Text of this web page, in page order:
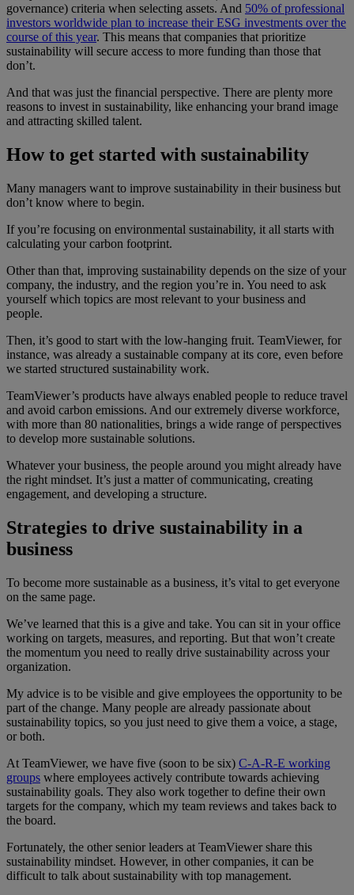
governance) criteria when selecting assets. And 50% of professional
investors worldwide plan to increase their ESG investments over the
course of this year. This means that companies that prioritize
sustainability will secure access to more funding than those that
don’t.
And that was just the financial perspective. There are plenty more
reasons to invest in sustainability, like enhancing your brand image
and attracting skilled talent.
How to get started with sustainability
Many managers want to improve sustainability in their business but
don’t know where to begin.
If you’re focusing on environmental sustainability, it all starts with
calculating your carbon footprint.
Other than that, improving sustainability depends on the size of your
company, the industry, and the region you’re in. You need to ask
yourself which topics are most relevant to your business and
people.
Then, it’s good to start with the low-hanging fruit. TeamViewer, for
instance, was already a sustainable company at its core, even before
we started structured sustainability work.
TeamViewer’s products have always enabled people to reduce travel
and avoid carbon emissions. And our extremely diverse workforce,
with more than 80 nationalities, brings a wide range of perspectives
to develop more sustainable solutions.
Whatever your business, the people around you might already have
the right mindset. It’s just a matter of communicating, creating
engagement, and developing a structure.
Strategies to drive sustainability in a
business
To become more sustainable as a business, it’s vital to get everyone
on the same page.
We’ve learned that this is a give and take. You can sit in your office
working on targets, measures, and reporting. But that won’t create
the momentum you need to really drive sustainability across your
organization.
My advice is to be visible and give employees the opportunity to be
part of the change. Many people are already passionate about
sustainability topics, so you just need to give them a voice, a stage,
or both.
At TeamViewer, we have five (soon to be six) C-A-R-E working
groups where employees actively contribute towards achieving
sustainability goals. They also work together to define their own
targets for the company, which my team reviews and takes back to
the board.
Fortunately, the other senior leaders at TeamViewer share this
sustainability mindset. However, in other companies, it can be
difficult to talk about sustainability with top management.